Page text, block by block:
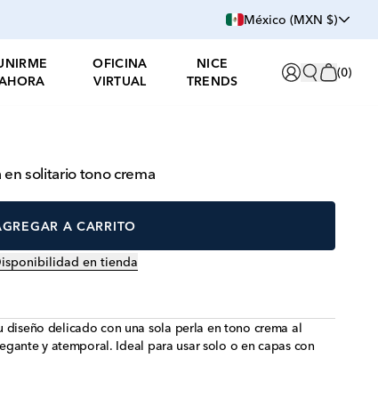
México (MXN $)
OFICINA
VIRTUAL
NICE
TRENDS
(0)
solitario tono crema
A CARRITO
en tienda
delicado con una sola perla en tono crema al
y atemporal. Ideal para usar solo o en capas con